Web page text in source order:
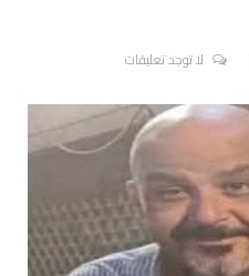
لا توجد تعليقات